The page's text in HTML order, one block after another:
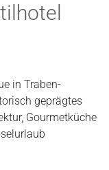
in Traben-
geprägtes
Gourmetküche